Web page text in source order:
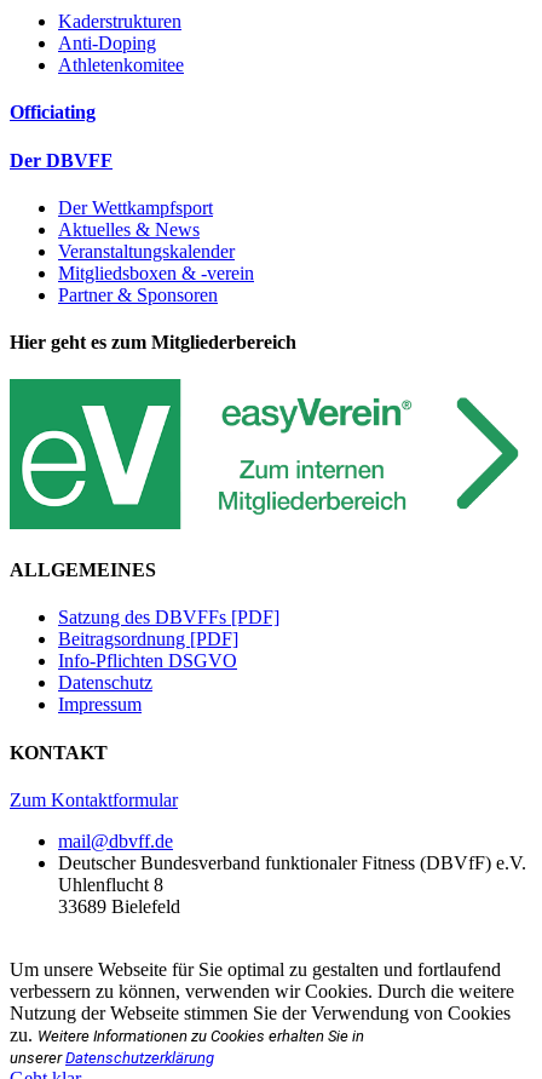
Kaderstrukturen
Anti-Doping
Athletenkomitee
Officiating
Der DBVFF
Der Wettkampfsport
Aktuelles & News
Veranstaltungskalender
Mitgliedsboxen & -verein
Partner & Sponsoren
Hier geht es zum Mitgliederbereich
ALLGEMEINES
Satzung des DBVFFs [PDF]
Beitragsordnung [PDF]
Info-Pflichten DSGVO
Datenschutz
Impressum
KONTAKT
Zum Kontaktformular
mail@dbvff.de
Deutscher Bundesverband funktionaler Fitness (DBVfF) e.V.
Uhlenflucht 8
33689 Bielefeld
Um unsere Webseite für Sie optimal zu gestalten und fortlaufend
verbessern zu können, verwenden wir Cookies. Durch die weitere
Nutzung der Webseite stimmen Sie der Verwendung von Cookies
zu. Weitere Informationen zu Cookies erhalten Sie in
unsererDatenschutzerklärung